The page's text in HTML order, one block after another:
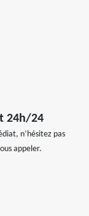
24h/24
n’hésitez pas
appeler.